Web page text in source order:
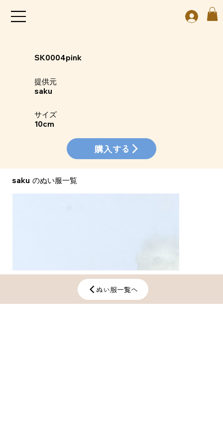
SK0004pink
​提供元
saku
​サイズ
10cm
購入する
saku ​のぬい服一覧
ぬい服一覧へ